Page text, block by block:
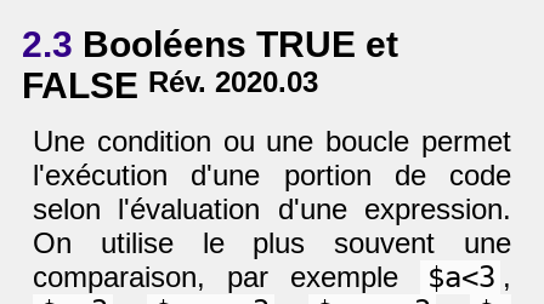
2.3 Booléens TRUE et
FALSE Rév. 2020.03
Une condition ou une boucle permet
l'exécution d'une portion de code
selon l'évaluation d'une expression.
On utilise le plus souvent une
comparaison, par exemple
$a<3 ,